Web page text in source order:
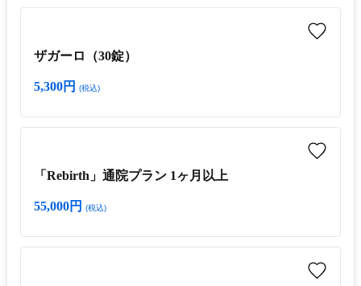
ザガーロ（30錠）
5,300円 (税込)
「Rebirth」通院プラン 1ヶ月以上
55,000円 (税込)